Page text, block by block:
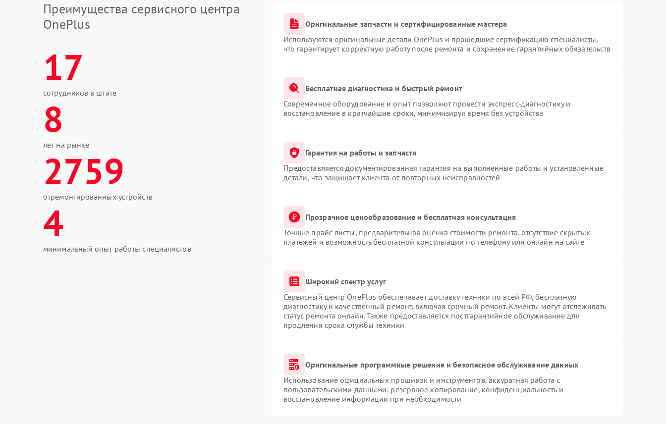
Преимущества сервисного центра
OnePlus
17
сотрудников в штате
8
лет на рынке
2759
отремонтированных устройств
4
минимальный опыт работы специалистов
Оригинальные запчасти и сертифицированные мастера
Используются оригинальные детали OnePlus и прошедшие сертификацию специалисты,
что гарантирует корректную работу после ремонта и сохранение гарантийных обязательств
Бесплатная диагностика и быстрый ремонт
Современное оборудование и опыт позволяют провести экспресс-диагностику и
восстановление в кратчайшие сроки, минимизируя время без устройства
Гарантия на работы и запчасти
Предоставляется документированная гарантия на выполненные работы и установленные
детали, что защищает клиента от повторных неисправностей
Прозрачное ценообразование и бесплатная консультация
Точные прайс-листы, предварительная оценка стоимости ремонта, отсутствие скрытых
платежей и возможность бесплатной консультации по телефону или онлайн на сайте
Широкий спектр услуг
Сервисный центр OnePlus обеспечивает доставку техники по всей РФ, бесплатную
диагностику и качественный ремонт, включая срочный ремонт. Клиенты могут отслеживать
статус ремонта онлайн. Также предоставляется постгарантийное обслуживание для
продления срока службы техники
Оригинальные программные решение и безопасное обслуживание данных
Использование официальных прошивок и инструментов, аккуратная работа с
пользовательскими данными: резервное копирование, конфиденциальность и
восстановление информации при необходимости